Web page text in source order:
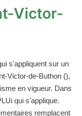
Victor-
s'appliquent sur un
Victor-de-Buthon (),
en vigueur. Dans
qui s'applique.
remplacent